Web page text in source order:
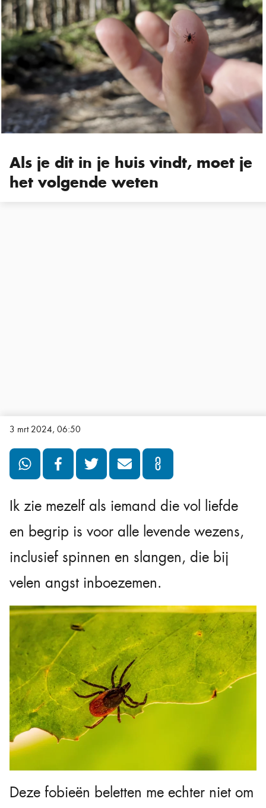
Als je dit in je huis vindt, moet je
het volgende weten
3 mrt 2024, 06:50
Ik zie mezelf als iemand die vol liefde
en begrip is voor alle levende wezens,
inclusief spinnen en slangen, die bij
velen angst inboezemen.
Deze fobieën beletten me echter niet om